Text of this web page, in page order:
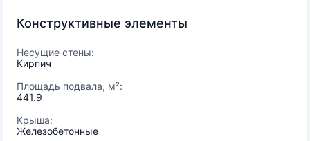
Конструктивные элементы
Несущие стены:
Кирпич
Площадь подвала, м²:
441.9
Крыша:
Железобетонные